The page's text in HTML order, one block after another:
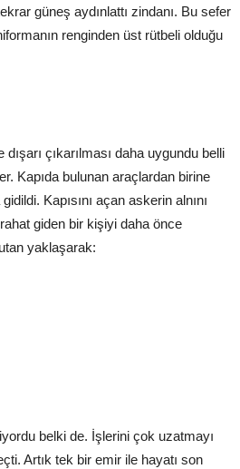
güneş aydınlattı zindanı. Bu sefer
renginden üst rütbeli olduğu
çıkarılması daha uygundu belli
Kapıda bulunan araçlardan birine
Kapısını açan askerin alnını
giden bir kişiyi daha önce
yaklaşarak:
belki de. İşlerini çok uzatmayı
Artık tek bir emir ile hayatı son